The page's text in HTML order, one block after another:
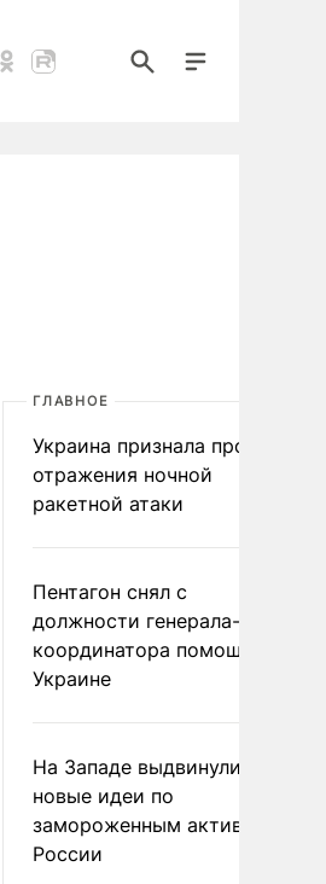
ГЛАВНОЕ
Украина признала провал
отражения ночной
ракетной атаки
Пентагон снял с
должности генерала-
координатора помощи
Украине
На Западе выдвинули
новые идеи по
замороженным активам
России